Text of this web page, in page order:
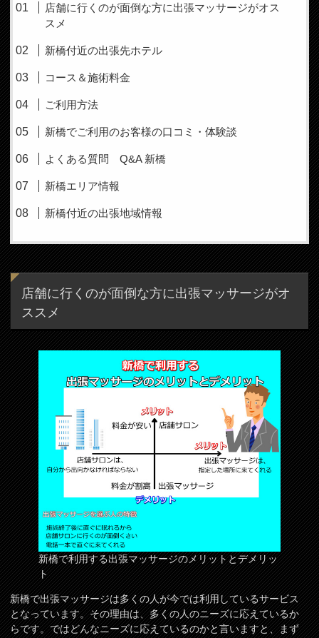
店舗に行くのが面倒な方に出張マッサージがオス
スメ
新橋付近の出張先ホテル
コース＆施術料金
ご利用方法
新橋でご利用のお客様の口コミ・体験談
よくある質問 Q&A 新橋
新橋エリア情報
新橋付近の出張地域情報
店舗に行くのが面倒な方に出張マッサージがオ
ススメ
新橋で利用する出張マッサージのメリットとデメリッ
ト
新橋で出張マッサージは多くの人が今では利用しているサービス
となっています。その理由は、多くの人のニーズに応えているか
らです。ではどんなニーズに応えているのかと言いますと、まず